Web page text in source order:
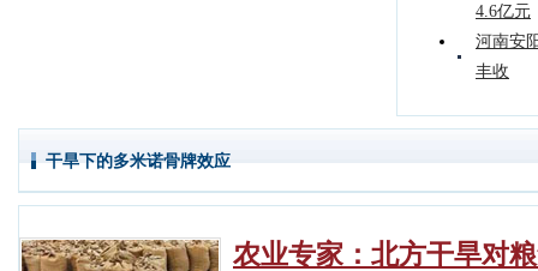
4.6亿元
河南安
丰收
干旱下的多米诺骨牌效应
农业专家：北方干旱对